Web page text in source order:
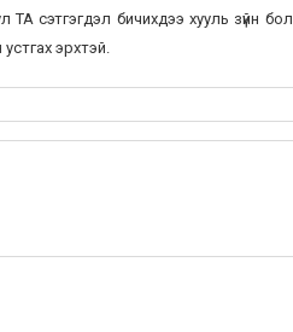
ТА сэтгэгдэл бичихдээ хууль зүйн
эрхтэй.